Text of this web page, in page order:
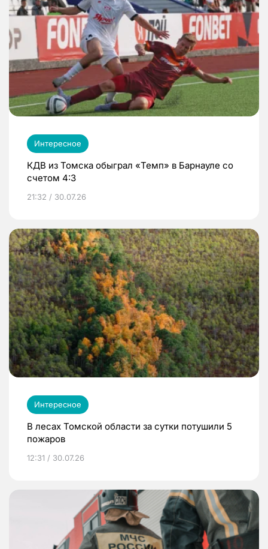
Интересное
КДВ из Томска обыграл «Темп» в Барнауле со
счетом 4:3
21:32 / 30.07.26
Интересное
В лесах Томской области за сутки потушили 5
пожаров
12:31 / 30.07.26